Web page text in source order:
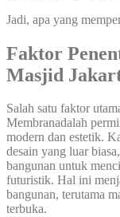
Jadi, apa yang
Faktor
Masjid
Salah satu faktor
Membranadalah
modern dan estetik.
desain yang luar
bangunan untuk
futuristik. Hal ini
bangunan, terutama
terbuka.